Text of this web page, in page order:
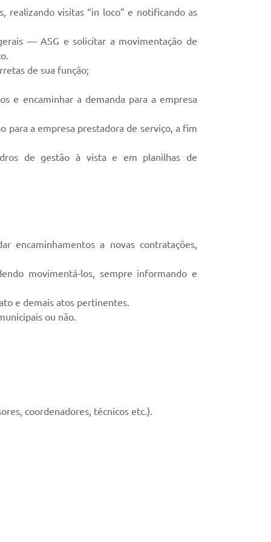
realizando visitas “in loco” e notificando as
— ASG e solicitar a movimentação de
de sua função;
e encaminhar a demanda para a empresa
para a empresa prestadora de serviço, a fim
de gestão à vista e em planilhas de
encaminhamentos a novas contratações,
movimentá-los, sempre informando e
e demais atos pertinentes.
ou não.
coordenadores, técnicos etc.).